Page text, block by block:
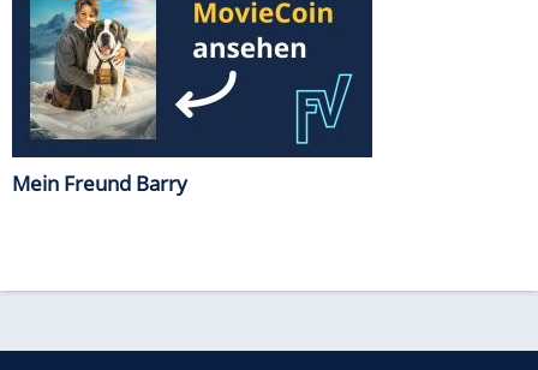
Mein Freund Barry